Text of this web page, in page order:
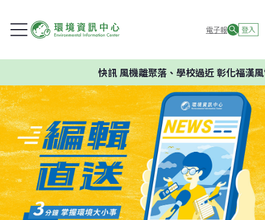
電子報 登入
快訊風機離聚落、學校過近 彰化福漢風